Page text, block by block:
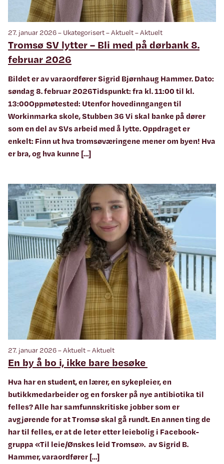
27. januar 2026 – Ukategorisert – Aktuelt – Aktuelt
Tromsø SV lytter – Bli med på dørbank 8.
februar 2026
Bildet er av varaordfører Sigrid Bjørnhaug Hammer. Dato:
søndag 8. februar 2026Tidspunkt: fra kl. 11:00 til kl.
13:00Oppmøtested: Utenfor hovedinngangen til
Workinmarka skole, Stubben 36 Vi skal banke på dører
som en del av SVs arbeid med å lytte. Oppdraget er
enkelt: Finn ut hva tromsøværingene mener om byen! Hva
er bra, og hva kunne […]
27. januar 2026 – Aktuelt – Aktuelt
En by å bo i, ikke bare besøke
Hva har en student, en lærer, en sykepleier, en
butikkmedarbeider og en forsker på nye antibiotika til
felles? Alle har samfunnskritiske jobber som er
avgjørende for at Tromsø skal gå rundt. En annen ting de
har til felles, er at de leter etter leiebolig i Facebook-
gruppa «Til leie/Ønskes leid Tromsø». av Sigrid B.
Hammer, varaordfører […]